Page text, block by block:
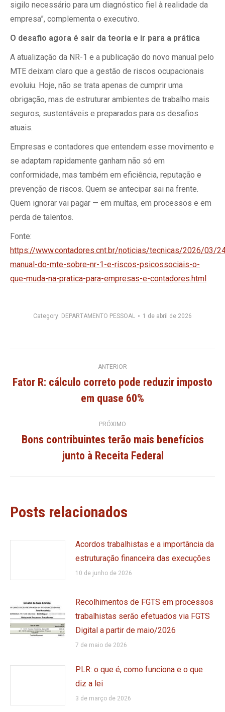
sigilo necessário para um diagnóstico fiel à realidade da
empresa”, complementa o executivo.
O desafio agora é sair da teoria e ir para a prática
A atualização da NR-1 e a publicação do novo manual pelo
MTE deixam claro que a gestão de riscos ocupacionais
evoluiu. Hoje, não se trata apenas de cumprir uma
obrigação, mas de estruturar ambientes de trabalho mais
seguros, sustentáveis e preparados para os desafios
atuais.
Empresas e contadores que entendem esse movimento e
se adaptam rapidamente ganham não só em
conformidade, mas também em eficiência, reputação e
prevenção de riscos. Quem se antecipar sai na frente.
Quem ignorar vai pagar — em multas, em processos e em
perda de talentos.
Fonte:
https://www.contadores.cnt.br/noticias/tecnicas/2026/03/
manual-do-mte-sobre-nr-1-e-riscos-psicossociais-o-
que-muda-na-pratica-para-empresas-e-contadores.html
Category: DEPARTAMENTO PESSOAL 1 de abril de 2026
Navegação
de
ANTERIOR
Post
anterior:
Fator R: cálculo correto pode reduzir imposto
em quase 60%
PRÓXIMO
post:
Bons contribuintes terão mais benefícios
junto à Receita Federal
Posts relacionados
Acordos trabalhistas e a importância da
estruturação financeira das execuções
10 de junho de 2026
Recolhimentos de FGTS em processos
trabalhistas serão efetuados via FGTS
Digital a partir de maio/2026
7 de maio de 2026
PLR: o que é, como funciona e o que
diz a lei
3 de março de 2026